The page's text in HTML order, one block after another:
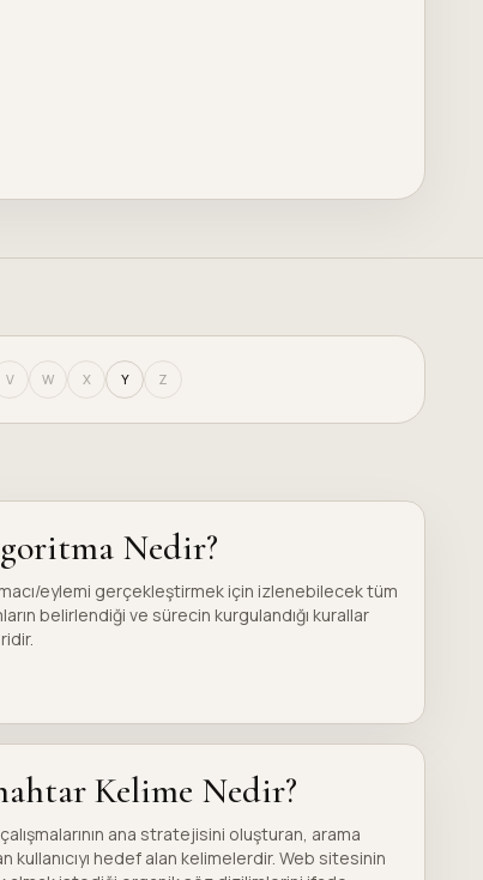
V W X Y Z
Nedir?
eylemi gerçekleştirmek için izlenebilecek tüm
belirlendiği ve sürecin kurgulandığı kurallar
Kelime Nedir?
çalışmalarının ana stratejisini oluşturan, arama
kullanıcıyı hedef alan kelimelerdir. Web sitesinin